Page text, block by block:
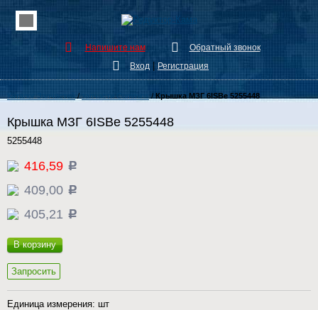
Напишите нам
Обратный звонок
Вход
Регистрация
Каталог Запчастей/запчасти Cummins/Крышка МЗГ 6ISBe 5255448
Крышка МЗГ 6ISBe 5255448
5255448
416,59 c
409,00 c
405,21 c
В корзину
Запросить
Единица измерения: шт